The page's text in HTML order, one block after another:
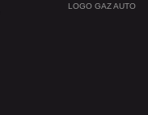
LOGO GAZ AUTO